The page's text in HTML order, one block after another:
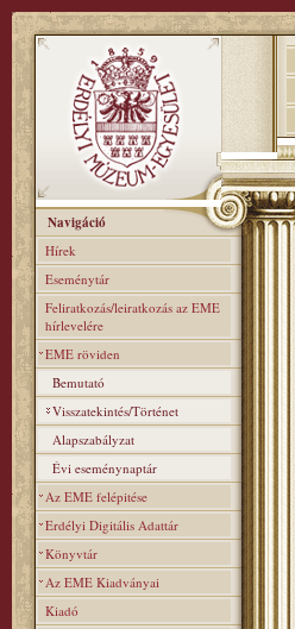
Navigáció
Hírek
Eseménytár
Feliratkozás/leiratkozás az EME
hírlevelére
EME röviden
Bemutató
Visszatekintés/Történet
Alapszabályzat
Évi eseménynaptár
Az EME felépitése
Erdélyi Digitális Adattár
Könyvtár
Az EME Kiadványai
Kiadó